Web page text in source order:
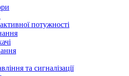
потужності
та сигналізації